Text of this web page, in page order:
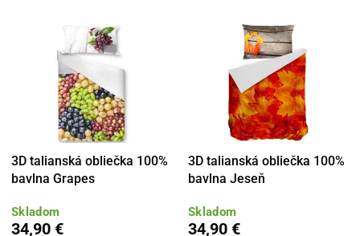
3D talianská obliečka 100%
bavlna Grapes
Skladom
34,90 €
3D talianská obliečka 100%
bavlna Jeseň
Skladom
34,90 €